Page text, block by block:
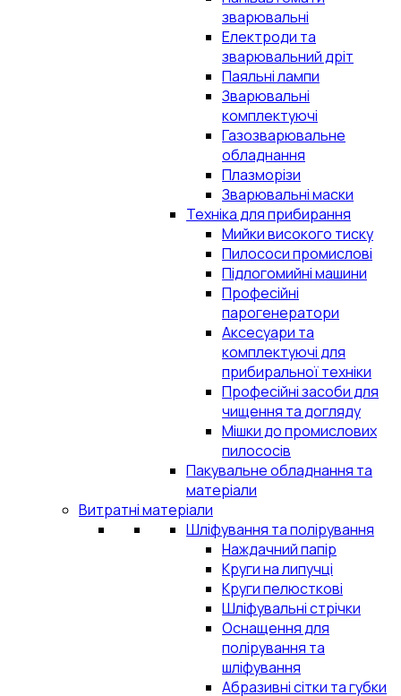
зварювальні
Електроди та
зварювальний дріт
Паяльні лампи
Зварювальні
комплектуючі
Газозварювальне
обладнання
Плазморізи
Зварювальні маски
Техніка для прибирання
Мийки високого тиску
Пилососи промислові
Підлогомийні машини
Професійні
парогенератори
Аксесуари та
комплектуючі для
прибиральної техніки
Професійні засоби для
чищення та догляду
Мішки до промислових
пилососів
Пакувальне обладнання та
матеріали
Витратні матеріали
Шліфування та полірування
Наждачний папір
Круги на липучці
Круги пелюсткові
Шліфувальні стрічки
Оснащення для
полірування та
шліфування
Абразивні сітки та губки